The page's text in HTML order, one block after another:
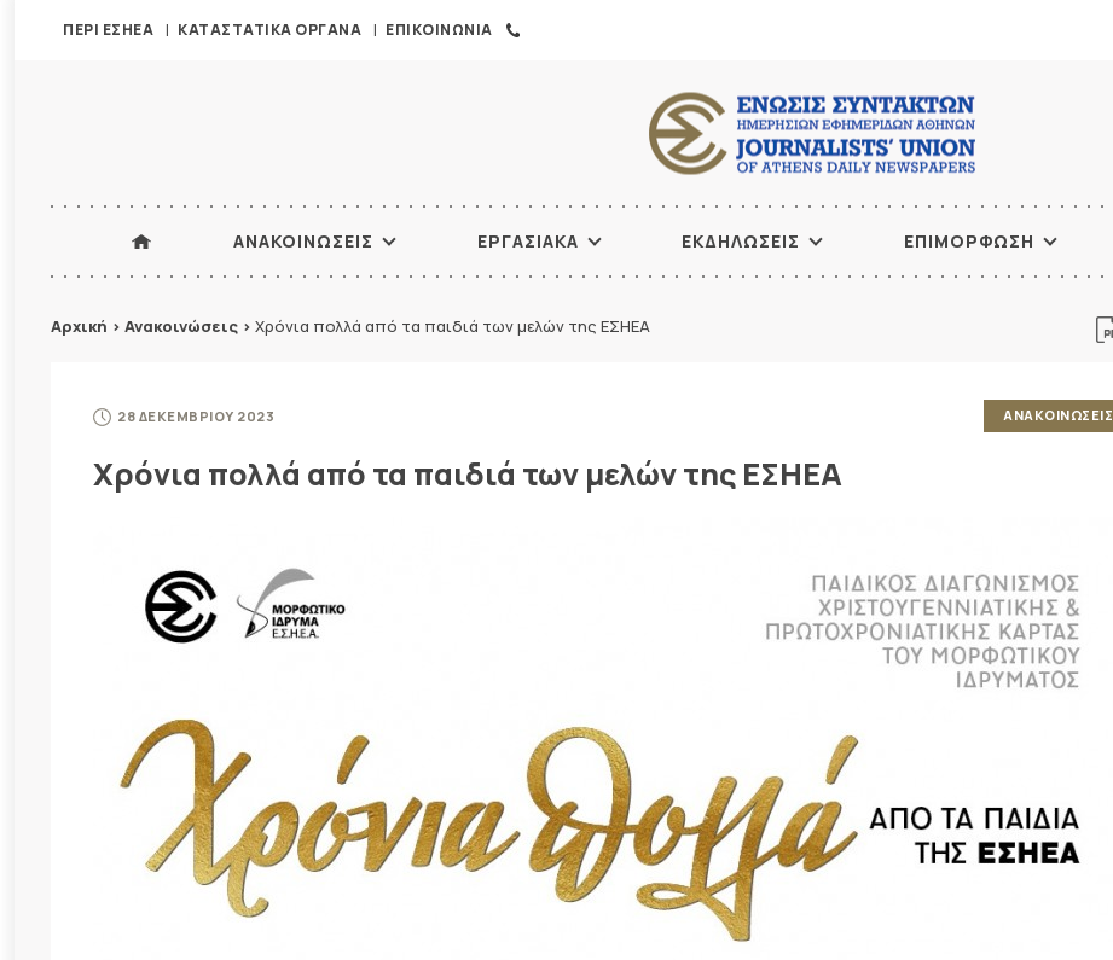
ΠΕΡΙ ΕΣΗΕΑ ΚΑΤΑΣΤΑΤΙΚΑ ΟΡΓΑΝΑ ΕΠΙΚΟΙΝΩΝΙΑ
ΑΝΑΚΟΙΝΩΣΕΙΣ ΕΡΓΑΣΙΑΚΑ ΕΚΔΗΛΩΣΕΙΣ ΕΠΙΜΟΡΦΩΣΗ
Αρχική > Ανακοινώσεις > Χρόνια πολλά από τα παιδιά των μελών της ΕΣΗΕΑ
28 ΔΕΚΕΜΒΡΙΟΥ 2023 ΑΝΑΚΟΙΝΩΣΕΙΣ
Χρόνια πολλά από τα παιδιά των μελών της ΕΣΗΕΑ